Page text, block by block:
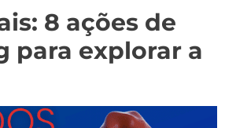
8 ações de
para explorar a